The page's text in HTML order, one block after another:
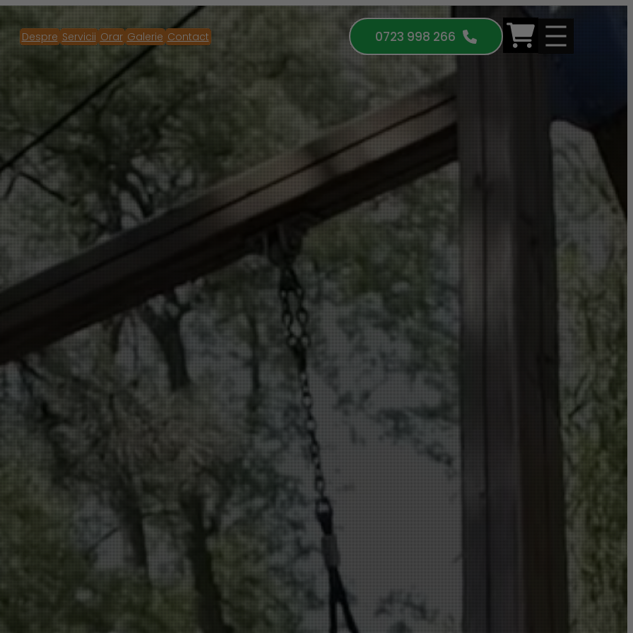
Despre Servicii Orar Galerie Contact 0723 998 266